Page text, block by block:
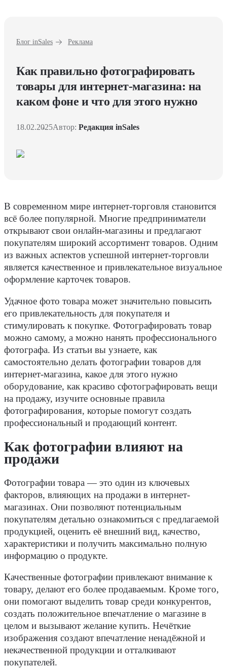
Блог inSales Реклама
Как правильно фотографировать
товары для интернет-магазина: на
каком фоне и что для этого нужно
18.02.2025Автор: Редакция inSales
В современном мире интернет-торговля становится
всё более популярной. Многие предприниматели
открывают свои онлайн-магазины и предлагают
покупателям широкий ассортимент товаров. Одним
из важных аспектов успешной интернет-торговли
является качественное и привлекательное визуальное
оформление карточек товаров.
Удачное фото товара может значительно повысить
его привлекательность для покупателя и
стимулировать к покупке. Фотографировать товар
можно самому, а можно нанять профессионального
фотографа. Из статьи вы узнаете, как
самостоятельно делать фотографии товаров для
интернет-магазина, какое для этого нужно
оборудование, как красиво сфотографировать вещи
на продажу, изучите основные правила
фотографирования, которые помогут создать
профессиональный и продающий контент.
Как фотографии влияют на
продажи
Фотографии товара — это один из ключевых
факторов, влияющих на продажи в интернет-
магазинах. Они позволяют потенциальным
покупателям детально ознакомиться с предлагаемой
продукцией, оценить её внешний вид, качество,
характеристики и получить максимально полную
информацию о продукте.
Качественные фотографии привлекают внимание к
товару, делают его более продаваемым. Кроме того,
они помогают выделить товар среди конкурентов,
создать положительное впечатление о магазине в
целом и вызывают желание купить. Нечёткие
изображения создают впечатление ненадёжной и
некачественной продукции и отталкивают
покупателей.